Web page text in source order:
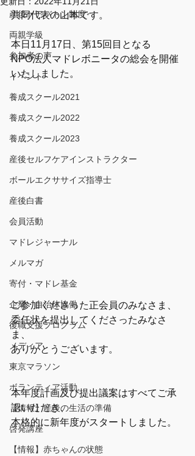
産後ケアバトン制度
両親学級
参加者の声
イベント
養成スクール2021
養成スクール2022
養成スクール2023
産後セルフケアインストラクター
ボールエクササイズ指導士
産後白書
会員活動
マドレジャーナル
メルマガ
寄付・マドレ基金
企業・自治体協働
復職支援プログラム
メディア
東京マラソン
ボランティア活動
【情報】産後の生活の準備
啓発講座
【情報】赤ちゃんの状態
共同代表の山本です。
本日11月17日、第15回目となる
NPO法人マドレボニータの総会を開催
いたしました。
ご参加くださった正会­員のみなさま、
委任状を提出してくださったみなさ
ま、
ありがとうございます。
本年度計画及び提出議案はすべてご承
認いただき、
本格的に新年度がスタートしました。